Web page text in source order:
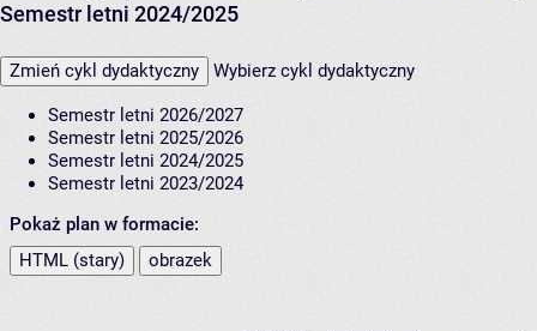
Semestr letni 2024/2025
Zmień cykl dydaktyczny Wybierz cykl dydaktyczny
Semestr letni 2026/2027
Semestr letni 2025/2026
Semestr letni 2024/2025
Semestr letni 2023/2024
Pokaż plan w formacie:
HTML (stary)
obrazek